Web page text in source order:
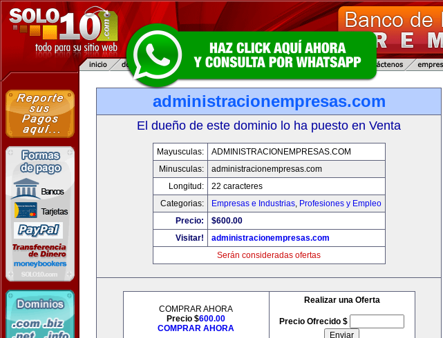
administracionempresas.com
El dueño de este dominio lo ha puesto en Venta
Mayusculas:
ADMINISTRACIONEMPRESAS.COM
Minusculas:
administracionempresas.com
Longitud:
22 caracteres
Categorias:
Empresas e Industrias, Profesiones y Empleo
Precio:
$600.00
Visitar!
administracionempresas.com
Serán consideradas ofertas
COMPRAR AHORA
Precio $600.00
COMPRAR AHORA
Realizar una Oferta
Precio Ofrecido $